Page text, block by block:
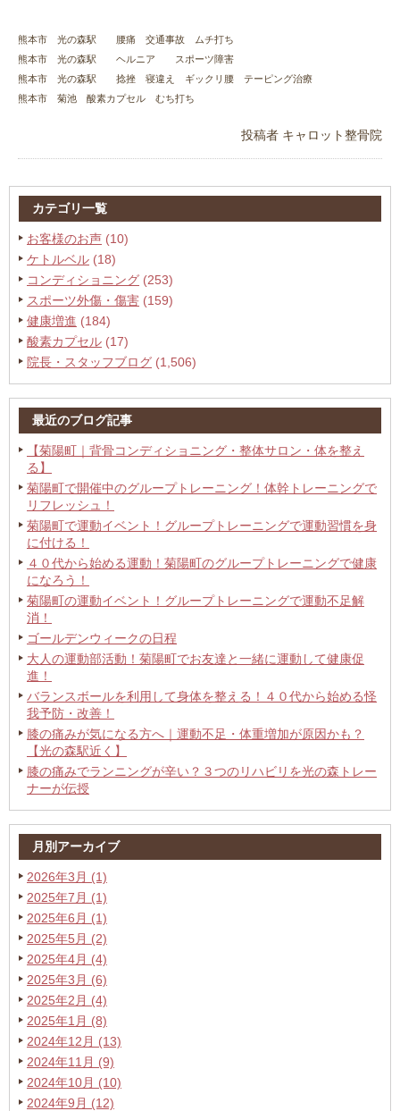
熊本市 光の森駅 腰痛 交通事故 ムチ打ち
熊本市 光の森駅 ヘルニア スポーツ障害
熊本市 光の森駅 捻挫 寝違え ギックリ腰 テーピング治療
熊本市 菊池 酸素カプセル むち打ち
投稿者 キャロット整骨院
カテゴリ一覧
お客様のお声 (10)
ケトルベル (18)
コンディショニング (253)
スポーツ外傷・傷害 (159)
健康増進 (184)
酸素カプセル (17)
院長・スタッフブログ (1,506)
最近のブログ記事
【菊陽町｜背骨コンディショニング・整体サロン・体を整え
る】
菊陽町で開催中のグループトレーニング！体幹トレーニングで
リフレッシュ！
菊陽町で運動イベント！グループトレーニングで運動習慣を身
に付ける！
４０代から始める運動！菊陽町のグループトレーニングで健康
になろう！
菊陽町の運動イベント！グループトレーニングで運動不足解
消！
ゴールデンウィークの日程
大人の運動部活動！菊陽町でお友達と一緒に運動して健康促
進！
バランスボールを利用して身体を整える！４０代から始める怪
我予防・改善！
膝の痛みが気になる方へ｜運動不足・体重増加が原因かも？
【光の森駅近く】
膝の痛みでランニングが辛い？３つのリハビリを光の森トレー
ナーが伝授
月別アーカイブ
2026年3月 (1)
2025年7月 (1)
2025年6月 (1)
2025年5月 (2)
2025年4月 (4)
2025年3月 (6)
2025年2月 (4)
2025年1月 (8)
2024年12月 (13)
2024年11月 (9)
2024年10月 (10)
2024年9月 (12)